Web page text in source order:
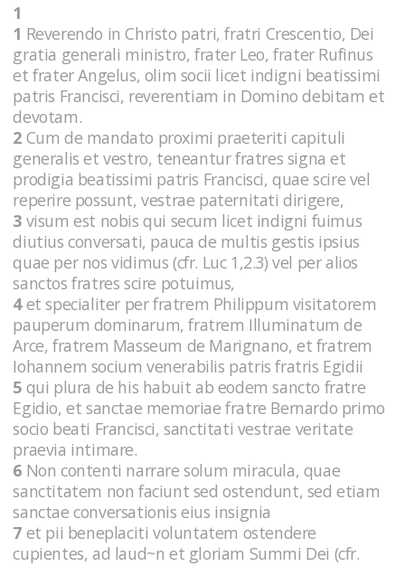
1
1 Reverendo in Christo patri, fratri Crescentio, Dei
gratia generali ministro, frater Leo, frater Rufinus
et frater Angelus, olim socii licet indigni beatissimi
patris Francisci, reverentiam in Domino debitam et
devotam.
2 Cum de mandato proximi praeteriti capituli
generalis et vestro, teneantur fratres signa et
prodigia beatissimi patris Francisci, quae scire vel
reperire possunt, vestrae paternitati dirigere,
3 visum est nobis qui secum licet indigni fuimus
diutius conversati, pauca de multis gestis ipsius
quae per nos vidimus (cfr. Luc 1,2.3) vel per alios
sanctos fratres scire potuimus,
4et specialiter per fratrem Philippum visitatorem
pauperum dominarum, fratrem Illuminatum de
Arce, fratrem Masseum de Marignano, et fratrem
Iohannem socium venerabilis patris fratris Egidii
5 qui plura de his habuit ab eodem sancto fratre
Egidio, et sanctae memoriae fratre Bernardo primo
socio beati Francisci, sanctitati vestrae veritate
praevia intimare.
6 Non contenti narrare solum miracula, quae
sanctitatem non faciunt sed ostendunt, sed etiam
sanctae conversationis eius insignia
7 et pii beneplaciti voluntatem ostendere
cupientes, ad laud~n et gloriam Summi Dei (cfr.